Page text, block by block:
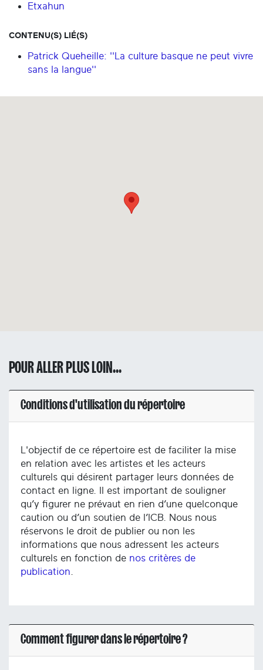
Etxahun
CONTENU(S) LIÉ(S)
Patrick Queheille: ''La culture basque ne peut vivre
sans la langue''
POUR ALLER PLUS LOIN...
Conditions d'utilisation du répertoire
L'objectif de ce répertoire est de faciliter la mise
en relation avec les artistes et les acteurs
culturels qui désirent partager leurs données de
contact en ligne. Il est important de souligner
qu’y figurer ne prévaut en rien d’une quelconque
caution ou d’un soutien de l’ICB. Nous nous
réservons le droit de publier ou non les
informations que nous adressent les acteurs
culturels en fonction de nos critères de
publication
Comment figurer dans le répertoire ?